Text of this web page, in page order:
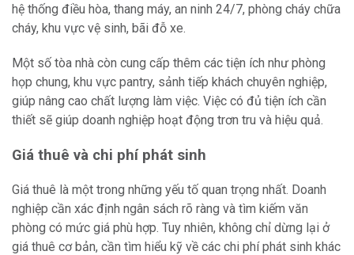
hệ thống điều hòa, thang máy, an ninh 24/7, phòng cháy chữa
cháy, khu vực vệ sinh, bãi đỗ xe.
Một số tòa nhà còn cung cấp thêm các tiện ích như phòng
họp chung, khu vực pantry, sảnh tiếp khách chuyên nghiệp,
giúp nâng cao chất lượng làm việc. Việc có đủ tiện ích cần
thiết sẽ giúp doanh nghiệp hoạt động trơn tru và hiệu quả.
Giá thuê và chi phí phát sinh
Giá thuê là một trong những yếu tố quan trọng nhất. Doanh
nghiệp cần xác định ngân sách rõ ràng và tìm kiếm văn
phòng có mức giá phù hợp. Tuy nhiên, không chỉ dừng lại ở
giá thuê cơ bản, cần tìm hiểu kỹ về các chi phí phát sinh khác